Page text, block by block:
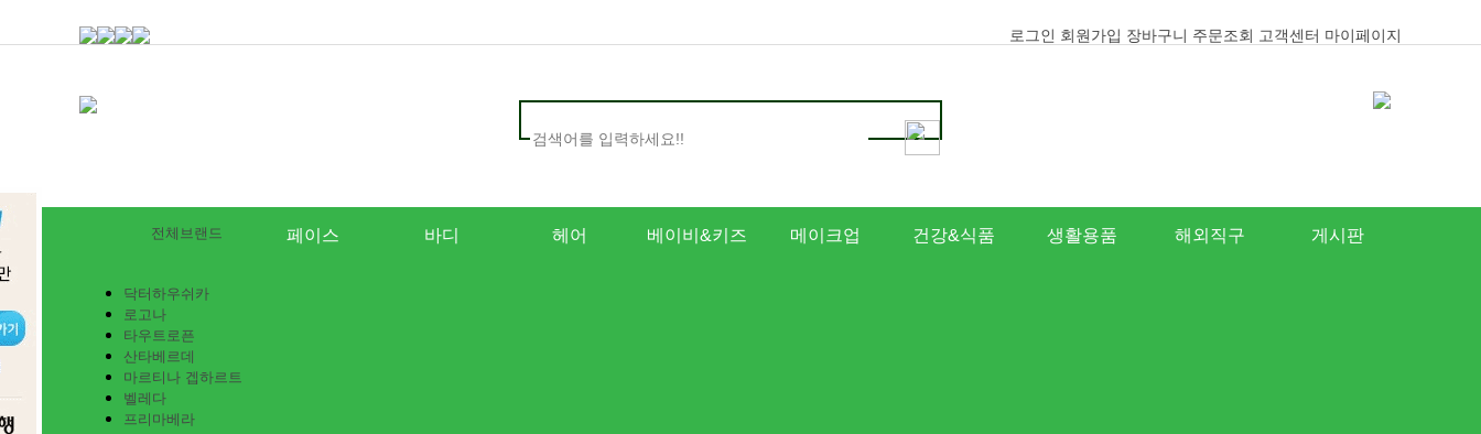
로그인 회원가입 장바구니 주문조회 고객센터 마이페이지
전체브랜드 페이스 바디 헤어 베이비&키즈 메이크업 건강&식품 생활용품 해외직구 게시판
닥터하우쉬카
로고나
타우트로픈
산타베르데
마르티나 겝하르트
벨레다
프리마베라